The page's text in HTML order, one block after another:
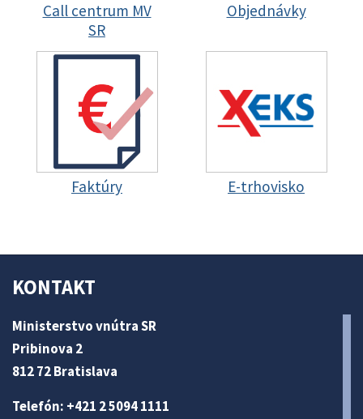
Call centrum MV
SR
Objednávky
Faktúry E-trhovisko
KONTAKT
Ministerstvo vnútra SR
Pribinova 2
812 72 Bratislava
Telefón: +421 2 5094 1111